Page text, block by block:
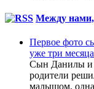
Между
Первое фото
уже три месяца
Сын Данилы и
родители
малышом,